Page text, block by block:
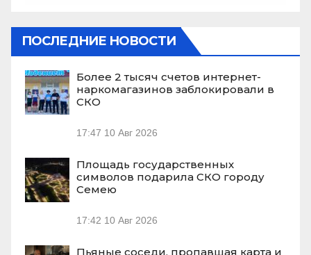
ПОСЛЕДНИЕ НОВОСТИ
Более 2 тысяч счетов интернет-
наркомагазинов заблокировали в
СКО
17:47 10 Авг 2026
Площадь государственных
символов подарила СКО городу
Семею
17:42 10 Авг 2026
Пьяные соседи, пропавшая карта и